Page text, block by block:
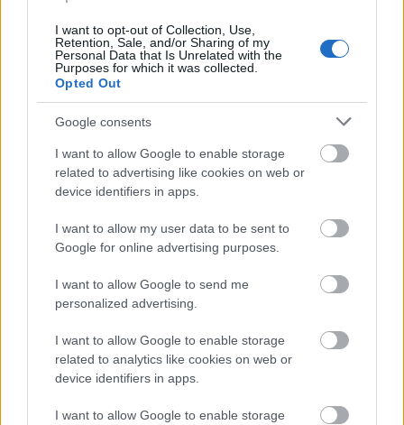
I want to opt-out of Collection, Use,
Retention, Sale, and/or Sharing of my
Personal Data that Is Unrelated with the
Purposes for which it was collected.
Opted Out
Google consents
I want to allow Google to enable storage
related to advertising like cookies on web or
device identifiers in apps.
I want to allow my user data to be sent to
Google for online advertising purposes.
I want to allow Google to send me
personalized advertising.
I want to allow Google to enable storage
related to analytics like cookies on web or
device identifiers in apps.
I want to allow Google to enable storage
ΑΣΕΠ: Εξ αποστάσεως η πιο Εύκολη
Πιστοποίηση Υπολογιστών σε 2
μέρες
Μάθε πρώτος όλες τις σημαντικές
ειδήσεις.
αναζήτησης της Google